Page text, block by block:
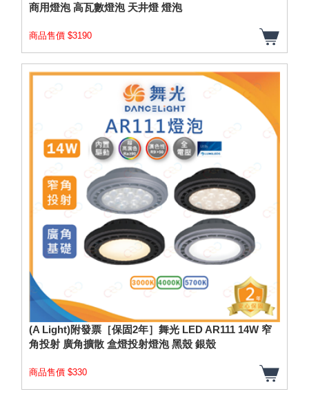
商用燈泡 高瓦數燈泡 天井燈 燈泡
商品售價 $3190
(A Light)附發票［保固2年］舞光 LED AR111 14W 窄
角投射 廣角擴散 盒燈投射燈泡 黑殼 銀殼
商品售價 $330